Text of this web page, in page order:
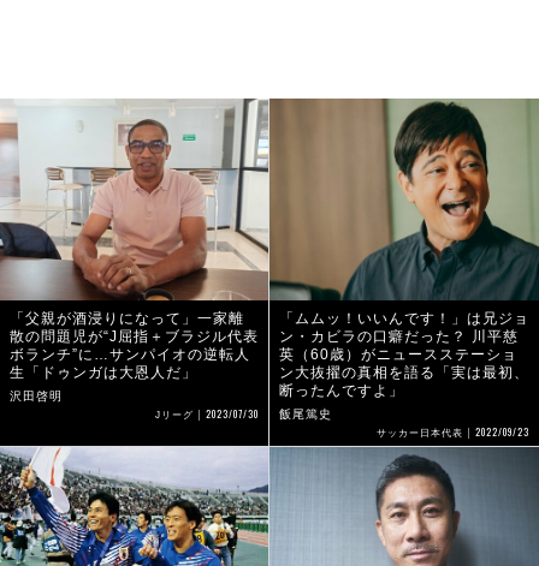
「父親が酒浸りになって」一家離
散の問題児が“J屈指＋ブラジル代表
ボランチ”に…サンパイオの逆転人
生「ドゥンガは大恩人だ」
沢田啓明
Jリーグ 2023/07/30
「ムムッ！いいんです！」は兄ジョ
ン・カビラの口癖だった？ 川平慈
英（60歳）がニュースステーショ
ン大抜擢の真相を語る「実は最初、
断ったんですよ」
飯尾篤史
サッカー日本代表 2022/09/23